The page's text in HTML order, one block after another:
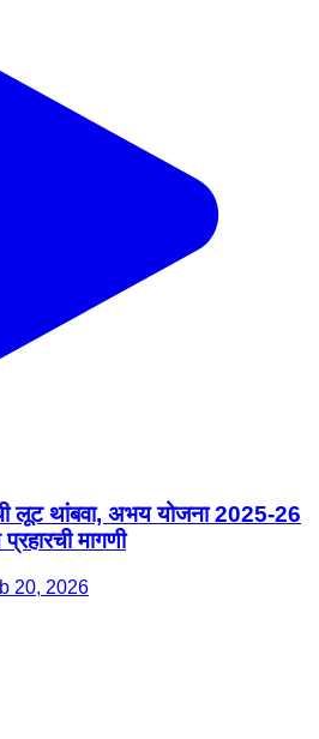
लूट थांबवा, अभय योजना 2025-26
मागणी
20, 2026